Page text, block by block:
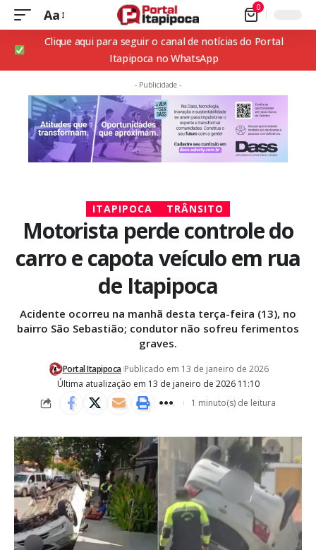
Aa 0
Clique aqui para seguir o canal de notícias do Portal
Itapipoca no WhatsApp
- Publicidade -
ITAPIPOCA TRÂNSITO
Motorista perde controle do
carro e capota veículo em rua
de Itapipoca
Acidente ocorreu na manhã desta terça-feira (13), no
bairro São Sebastião; condutor não sofreu ferimentos
graves.
Última atualização em 13 de janeiro de 2026 11:10
Portal Itapipoca Publicado em 13 de janeiro de 2026
1 minuto(s) de leitura